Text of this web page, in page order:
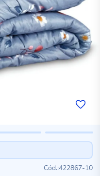
422867-10